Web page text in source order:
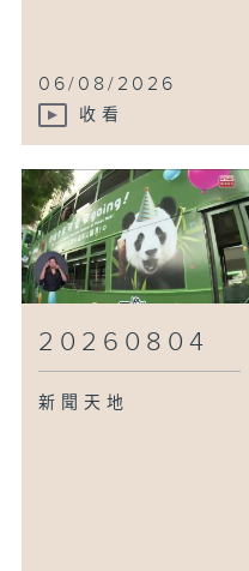
06/08/2026
收看
20260804
新聞天地